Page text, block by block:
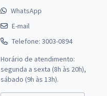
WhatsApp
E-mail
Telefone: 3003-0894
Horário de atendimento:
segunda a sexta (8h às 20h),
sábado (9h às 13h).